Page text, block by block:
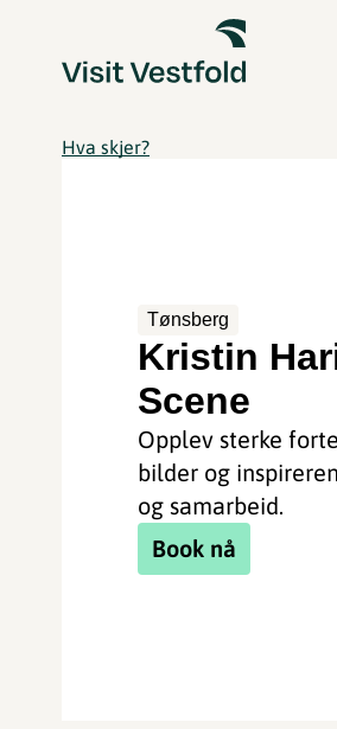
Hva skjer?
Tønsberg
Kristin
Scene
Opplev sterke
bilder og
og samarbeid.
Book nå